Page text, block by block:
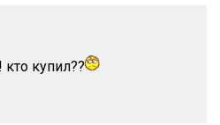
кто купил??